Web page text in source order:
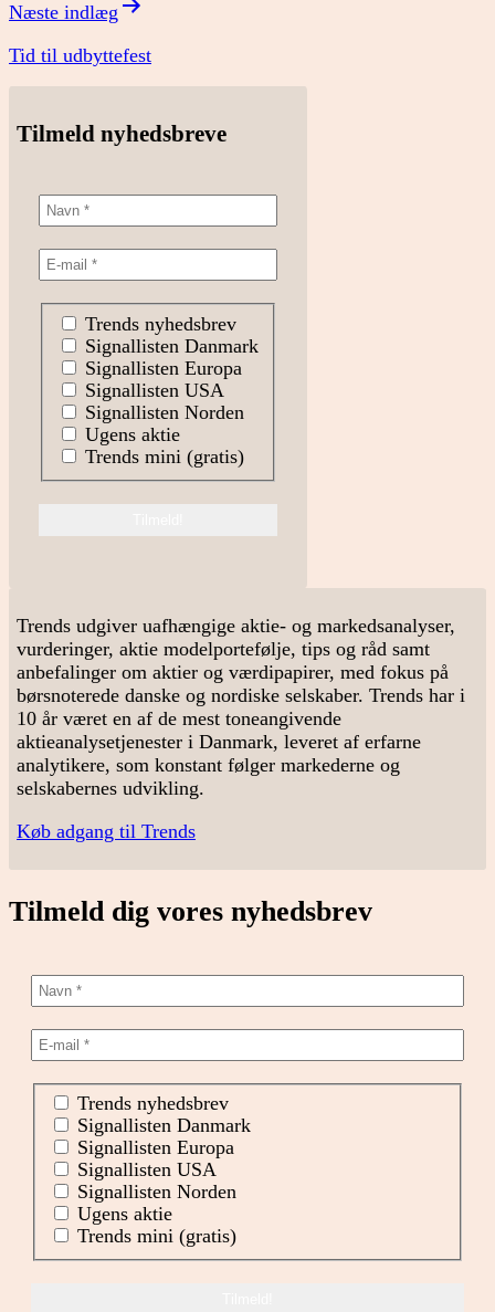
Næste indlæg
Tid til udbyttefest
Tilmeld nyhedsbreve
Trends nyhedsbrev
Signallisten Danmark
Signallisten Europa
Signallisten USA
Signallisten Norden
Ugens aktie
Trends mini (gratis)
Trends udgiver uafhængige aktie- og markedsanalyser,
vurderinger, aktie modelportefølje, tips og råd samt
anbefalinger om aktier og værdipapirer, med fokus på
børsnoterede danske og nordiske selskaber. Trends har i
10 år været en af de mest toneangivende
aktieanalysetjenester i Danmark, leveret af erfarne
analytikere, som konstant følger markederne og
selskabernes udvikling.
Køb adgang til Trends
Tilmeld dig vores nyhedsbrev
Trends nyhedsbrev
Signallisten Danmark
Signallisten Europa
Signallisten USA
Signallisten Norden
Ugens aktie
Trends mini (gratis)